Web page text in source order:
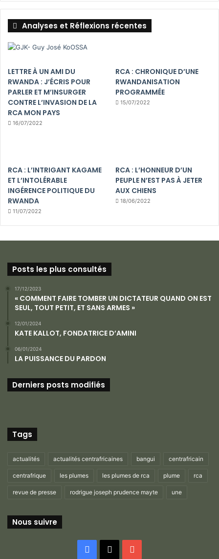
Analyses et Réflexions récentes
LETTRE À UN AMI DU
RWANDA : J’ÉCRIS POUR
PARLER ET M’INSURGER
CONTRE L’INVASION DE LA
RCA MON PAYS
16/07/2022
RCA : CHRONIQUE D’UNE
RWANDANISATION
PROGRAMMÉE
15/07/2022
RCA : L’INTRIGANT KAGAME
ET L’INTOLÉRABLE
INGÉRENCE POLITIQUE DU
RWANDA
11/07/2022
RCA : L’HONNEUR D’UN
PEUPLE N’EST PAS À JETER
AUX CHIENS
18/06/2022
Posts les plus consultés
17/12/2023
« COMMENT FAIRE TOMBER UN DICTATEUR QUAND ON EST
SEUL, TOUT PETIT, ET SANS ARMES »
12/01/2024
KATE KALLOT, FONDATRICE D’AMINI
06/01/2024
LA PUISSANCE DU PARDON
Derniers posts modifiés
Tags
actualités actualités centrafricaines bangui centrafricain
centrafrique les plumes les plumes de rca plume rca
revue de presse rodrigue joseph prudence mayte une
Nous suivre
Facebook